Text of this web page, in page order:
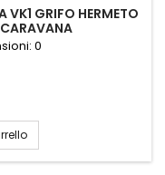
VK1 GRIFO HERMETO
0